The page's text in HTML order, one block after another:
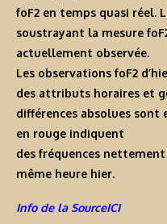
foF2 en temps quasi réel.
soustrayant la mesure
actuellement observée.
Les observations foF2
des attributs horaires et
différences absolues sont
en rouge indiquent
des fréquences
même heure hier.
Info de la SourceICI